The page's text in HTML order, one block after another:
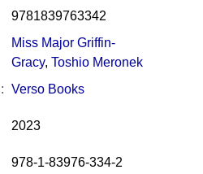
9781839763342
Miss Major Griffin-
Gracy, Toshio Meronek
: Verso Books
2023
978-1-83976-334-2